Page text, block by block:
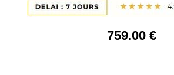
759.00 €